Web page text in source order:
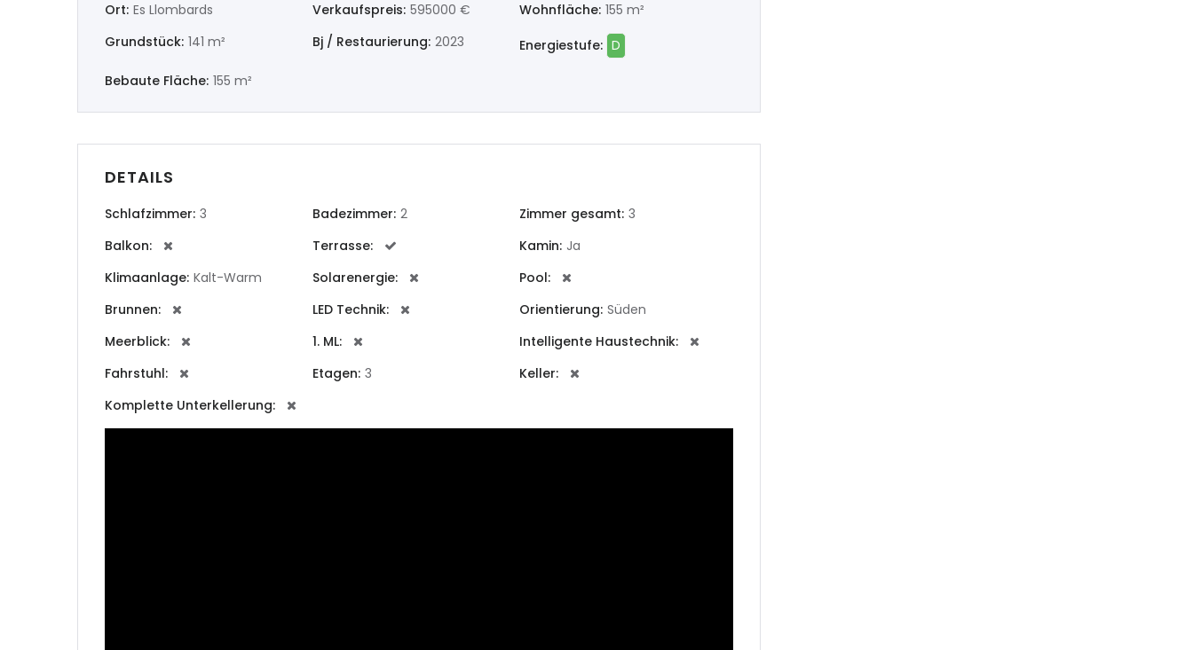
Extremadura
|-Badajoz
|-A Coruña
|-Ourense
|-Pontevedra
Ort: Es Llombards Verkaufspreis: 595000 € Wohnfläche: 155 m²
Grundstück: 141 m² Bj / Restaurierung: 2023 Energiestufe: D
Bebaute Fläche: 155 m²
DETAILS
Schlafzimmer: 3 Badezimmer: 2 Zimmer gesamt: 3
Balkon:
Terrasse: Kamin: Ja
Klimaanlage: Kalt-Warm Solarenergie:
Pool:
Brunnen:
LED Technik: Orientierung: Süden
Meerblick:
1. ML:
Intelligente Haustechnik:
Fahrstuhl:
Etagen: 3
Keller:
Komplette Unterkellerung: